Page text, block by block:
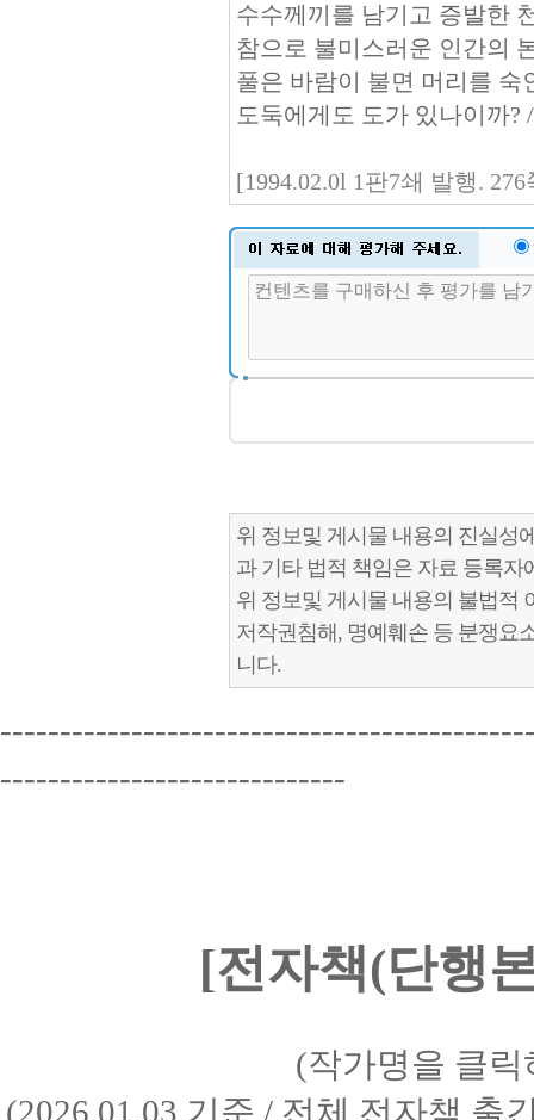
수수께끼를 남기고 증발한
참으로 불미스러운 인간의
풀은 바람이 불면 머리를 숙
도둑에게도 도가 있나이까?
[1994.02.0l 1판7쇄 발행.
위 정보및 게시물 내용의 진실성
과 기타 법적 책임은 자료 등록자
위 정보및 게시물 내용의 불법적
저작권침해, 명예훼손 등 분쟁요
니다.
-----------------------------
[전자책(단행
(작가명을 클
(2026.01.03 기준 / 전체 전자책 출